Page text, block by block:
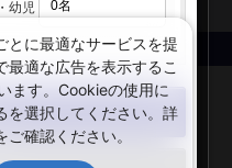
Co.,LTD. All rights reserved.
幼児
とに最適なサービスを提
適な広告を表示するこ
ます。Cookieの使用に
を選択してください。詳
ご確認ください。